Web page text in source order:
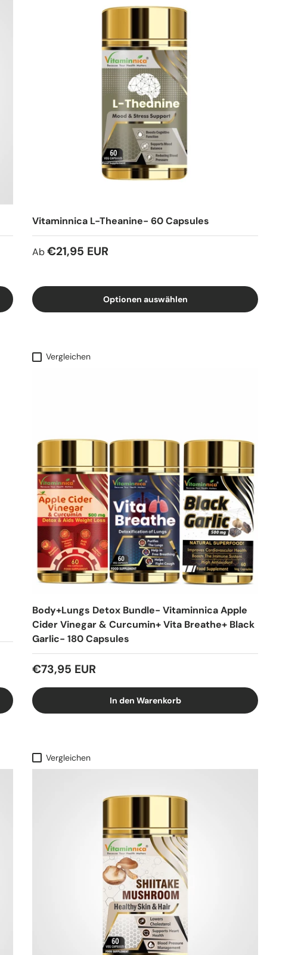
Vitaminnica L-Theanine- 60 Capsules
Ab €21,95 EUR
Optionen auswählen
Vergleichen
Body+Lungs Detox Bundle- Vitaminnica Apple
Cider Vinegar & Curcumin+ Vita Breathe+ Black
Garlic- 180 Capsules
€73,95 EUR
In den Warenkorb
Vergleichen